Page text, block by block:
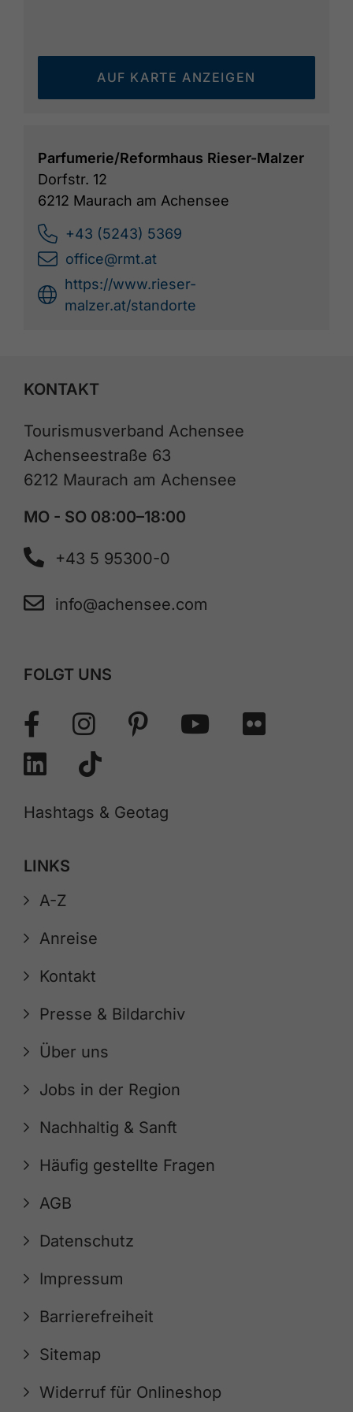
AUF KARTE ANZEIGEN
Parfumerie/Reformhaus Rieser-Malzer
Dorfstr. 12
6212 Maurach am Achensee
+43 (5243) 5369
office@rmt.at
https://www.rieser-
malzer.at/standorte
KONTAKT
Tourismusverband Achensee
Achenseestraße 63
6212 Maurach am Achensee
MO - SO 08:00–18:00
+43 5 95300-0
info@achensee.com
FOLGT UNS
Hashtags & Geotag
LINKS
A-Z
Anreise
Kontakt
Presse & Bildarchiv
Über uns
Jobs in der Region
Nachhaltig & Sanft
Häufig gestellte Fragen
AGB
Datenschutz
Impressum
Barrierefreiheit
Sitemap
Widerruf für Onlineshop